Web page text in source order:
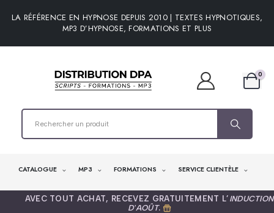
LA RÉFÉRENCE EN HYPNOSE DEPUIS 2010 | TEXTES HYPNOTIQUES,
MP3 D’HYPNOSE, FORMATIONS ET PLUS
0
CATALOGUE MP3 FORMATIONS SERVICE CLIENTÈLE
AVEC TOUT ACHAT, RECEVEZ GRATUITEMENT L’ INDUCTION
D'AOÛT.